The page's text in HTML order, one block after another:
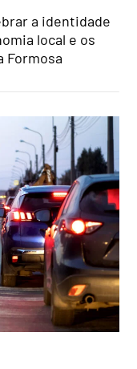
a identidade
local e os
Formosa